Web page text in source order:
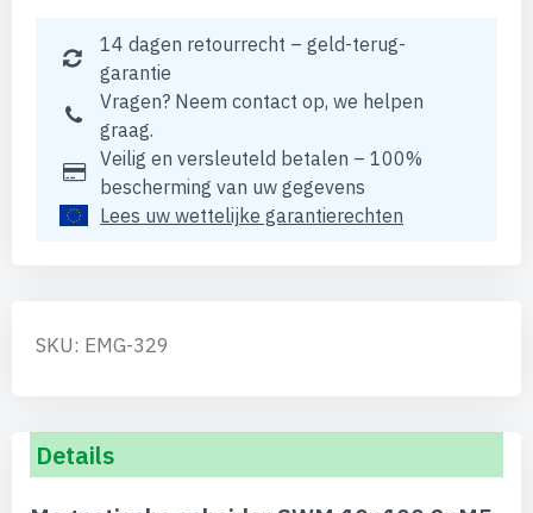
14 dagen retourrecht – geld-terug-
garantie
Vragen? Neem contact op, we helpen
graag.
Veilig en versleuteld betalen – 100%
bescherming van uw gegevens
Lees uw wettelijke garantierechten
SKU: EMG-329
Details